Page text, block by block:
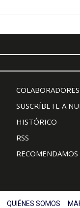
COLABORADORES
SUSCRÍBETE A
HISTÓRICO
RSS
RECOMENDAMOS
QUIÉNES SOMOS